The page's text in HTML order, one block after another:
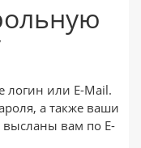
меня на этом
логин или E-Mail.
а также ваши
высланы вам по E-